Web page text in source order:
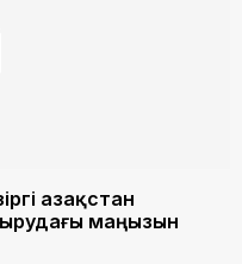
Қазақстан
маңызын